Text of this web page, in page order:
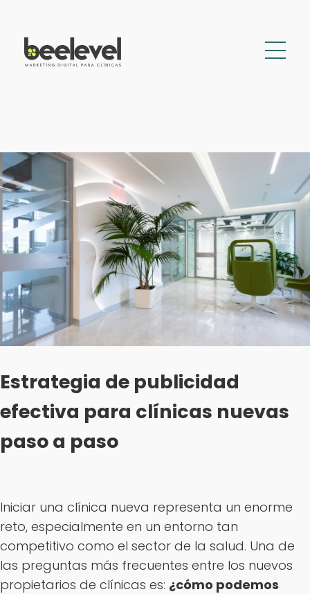
Fisioterapia
Podología
Ginecología
Blog
¿Hablamos?
Auditoría web gratis
Estrategia de publicidad
efectiva para clínicas nuevas
paso a paso
Iniciar una clínica nueva representa un enorme
reto, especialmente en un entorno tan
competitivo como el sector de la salud. Una de
las preguntas más frecuentes entre los nuevos
propietarios de clínicas es: ¿cómo podemos